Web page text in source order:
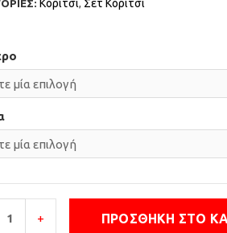
Κορίτσι, Σετ Κορίτσι
+ ΠΡΟΣΘΉΚΗ ΣΤΟ